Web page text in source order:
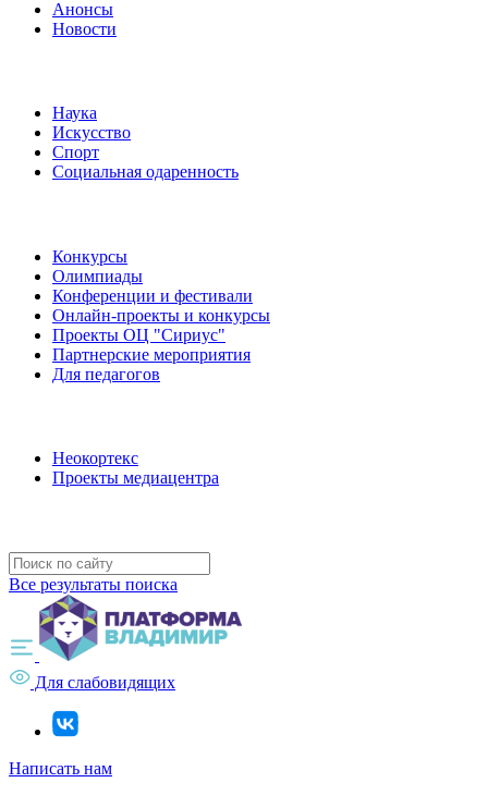
Анонсы
Новости
Наука
Искусство
Спорт
Социальная одаренность
Конкурсы
Олимпиады
Конференции и фестивали
Онлайн-проекты и конкурсы
Проекты ОЦ "Сириус"
Партнерские мероприятия
Для педагогов
Неокортекс
Проекты медиацентра
Все результаты поиска
Для слабовидящих
Написать нам